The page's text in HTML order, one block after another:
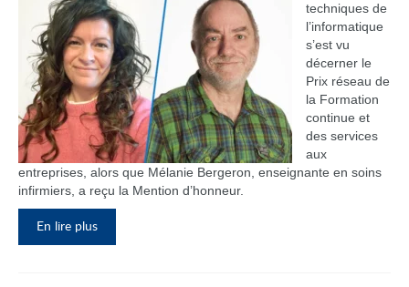
techniques de
l’informatique
s’est vu
décerner le
Prix réseau de
la Formation
continue et
des services
aux
entreprises, alors que Mélanie Bergeron, enseignante en soins
infirmiers, a reçu la Mention d’honneur.
En lire plus